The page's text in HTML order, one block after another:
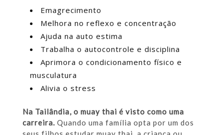
Emagrecimento
Melhora no reflexo e concentração
Ajuda na auto estima
Trabalha o autocontrole e disciplina
Aprimora o condicionamento físico e
musculatura
Alivia o stress
Na Tailândia, o muay thai é visto como uma
carreira. Quando uma família opta por um dos